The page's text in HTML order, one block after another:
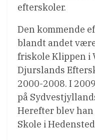
efterskoler.
Den kommende
blandt andet
friskole Klippen i
Djurslands
2000-2008. I
på
Herefter blev
Skole i